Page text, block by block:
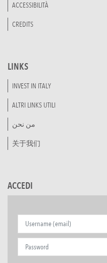
ACCESSIBILITÀ
CREDITS
LINKS
INVEST IN ITALY
ALTRI LINKS UTILI
من نحن
关于我们
ACCEDI